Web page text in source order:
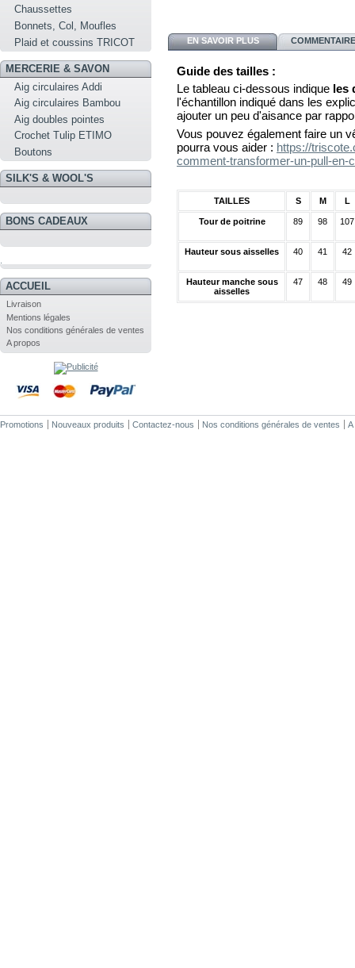
Chaussettes
Bonnets, Col, Moufles
Plaid et coussins TRICOT
MERCERIE & SAVON
Aig circulaires Addi
Aig circulaires Bambou
Aig doubles pointes
Crochet Tulip ETIMO
Boutons
SILK'S & WOOL'S
BONS CADEAUX
ACCUEIL
Livraison
Mentions légales
Nos conditions générales de ventes
A propos
EN SAVOIR PLUS
Guide des tailles :
Le tableau ci-dessous indique les
l'échantillon indiqué dans les
ajouter un peu d'aisance par
Vous pouvez également faire un
pourra vous aider : https://
comment-transformer-un-pull-en-
TAILLES S M L
Tour de poitrine 89 98 107
Hauteur sous aisselles 40 41 42
Hauteur manche sous
aisselles
47 48 49
Promotions Nouveaux produits Contactez-nous Nos conditions générales de ventes A